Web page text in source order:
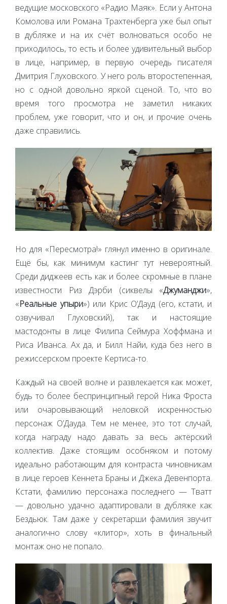
ведущие московского «Радио Маяк». Если у Антона
Комолова или Романа Трахтенберга уже был опыт
в дубляже и на их счёт волноваться особо не
приходилось, то есть и более удивительный выбор
в лице, например, в первую очередь писателя
Дмитрия Глуховского. У него роль второстепенная,
но с одной довольно яркой сценой. То, что во
время того просмотра не заметил никаких
проблем, уже говорит, что и он, и прочие очень
даже справились.
Но для «Пересмотра!» глянул именно в оригинале.
Ещё бы, как минимум кастинг тут невероятный.
Среди диджеев есть как и более скромные в плане
известности Риз Дэрби (сиквелы «Джуманджи»,
«Реальные упыри») или Крис О’Дауд (его, кстати, и
озвучивал Глуховский), так и настоящие
мастодонты в лице Филипа Сеймура Хоффмана и
Риса Иванса. Ах да, и Билл Найи, куда без него в
режиссерском проекте Кертиса-то.
Каждый на своей волне и развлекается как может,
будь то более беспринципный герой Ника Фроста
или очаровывающий неловкой искренностью
персонаж О’Дауда. Тем не менее, это тот случай,
когда награду надо давать за весь актёрский
коллектив. Даже стоящим особняком и потому
идеально работающим для контраста чиновникам
в лице героев Кеннета Браны и Джека Девенпорта.
Кстати, фамилию персонажа последнего — Тватт
— довольно удачно адаптировали в дубляже как
Бездьюк. Там даже у секретарши фамилия звучит
аналогично слову «клитор», хоть в финальный
монтаж оно не попало.